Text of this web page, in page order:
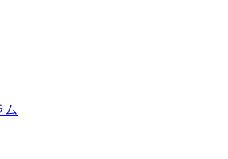
ム